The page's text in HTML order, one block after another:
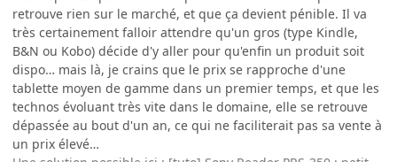
retrouve rien sur le marché, et que ça devient pénible. Il va
très certainement falloir attendre qu'un gros (type Kindle,
B&N ou Kobo) décide d'y aller pour qu'enfin un produit soit
dispo… mais là, je crains que le prix se rapproche d'une
tablette moyen de gamme dans un premier temps, et que les
technos évoluant très vite dans le domaine, elle se retrouve
dépassée au bout d'un an, ce qui ne faciliterait pas sa vente à
un prix élevé…